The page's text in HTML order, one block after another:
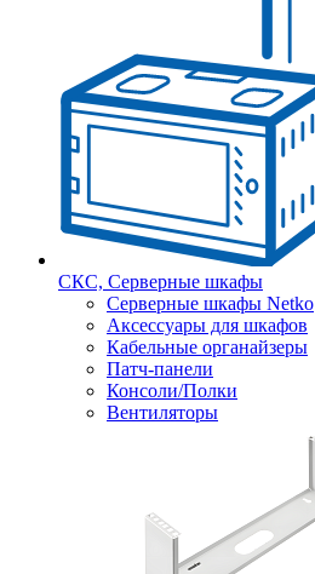
СКС, Серверные шкафы
Серверные шкафы Netko
Аксессуары для шкафов
Кабельные органайзеры
Патч-панели
Консоли/Полки
Вентиляторы